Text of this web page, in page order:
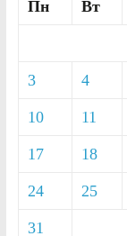
Пн Вт
3 4
10 11
17 18
24 25
31